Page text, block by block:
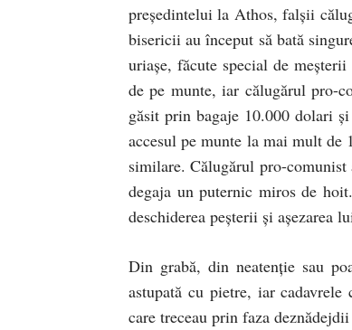
preşedintelui la Athos, falşii
bisericii au început să bată
uriaşe, făcute special de
de pe munte, iar călugărul pro-
găsit prin bagaje 10.000 dolari
accesul pe munte la mai mult de
similare. Călugărul pro-
degaja un puternic miros de
deschiderea peşterii şi aşezarea
Din grabă, din neatenţie sau
astupată cu pietre, iar
care treceau prin faza